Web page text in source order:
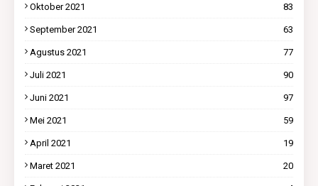
Oktober 2021 83
September 2021 63
Agustus 2021 77
Juli 2021 90
Juni 2021 97
Mei 2021 59
April 2021 19
Maret 2021 20